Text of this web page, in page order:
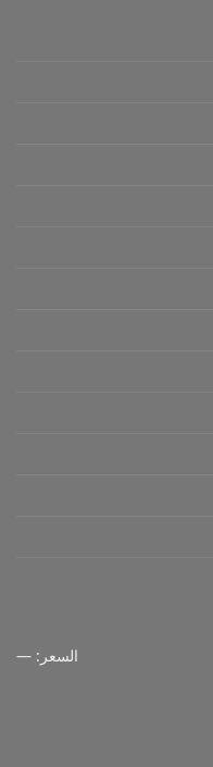
السعر: —